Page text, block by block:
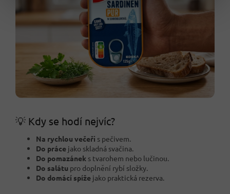
💡 Kdy se hodí nejvíc?
Na rychlou večeři s pečivem.
Do práce jako skladná svačina.
Do pomazánek s tvarohem nebo lučinou.
Do salátu pro doplnění rybí složky.
Do domácí spíže jako praktická rezerva.